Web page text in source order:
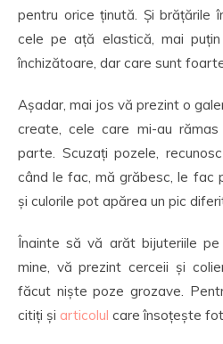
pentru orice ținută. Și brățările
cele pe ață elastică, mai
închizătoare, dar care sunt
Așadar, mai jos vă prezint o
create, cele care mi-au
parte. Scuzați pozele,
când le fac, mă grăbesc, le fac
și culorile pot apărea un pic
Înainte să vă arăt bijuteriile
mine, vă prezint cerceii și
făcut niște poze grozave.
citiți și articolul care însoțește